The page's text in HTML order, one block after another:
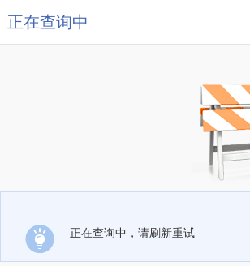
正在查询中
正在查询中，请刷新重试